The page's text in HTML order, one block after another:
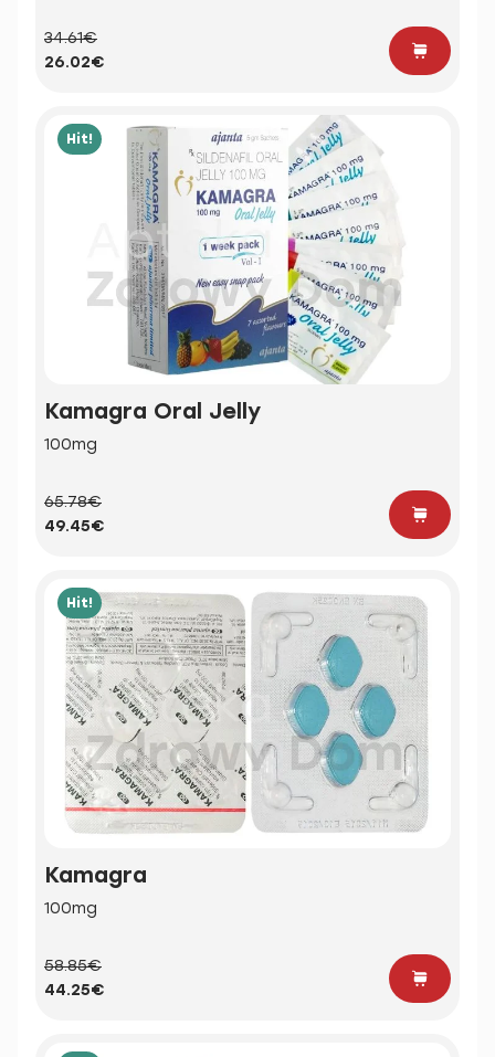
34.61€
26.02€
Hit!
Kamagra Oral Jelly
100mg
65.78€
49.45€
Hit!
Kamagra
100mg
58.85€
44.25€